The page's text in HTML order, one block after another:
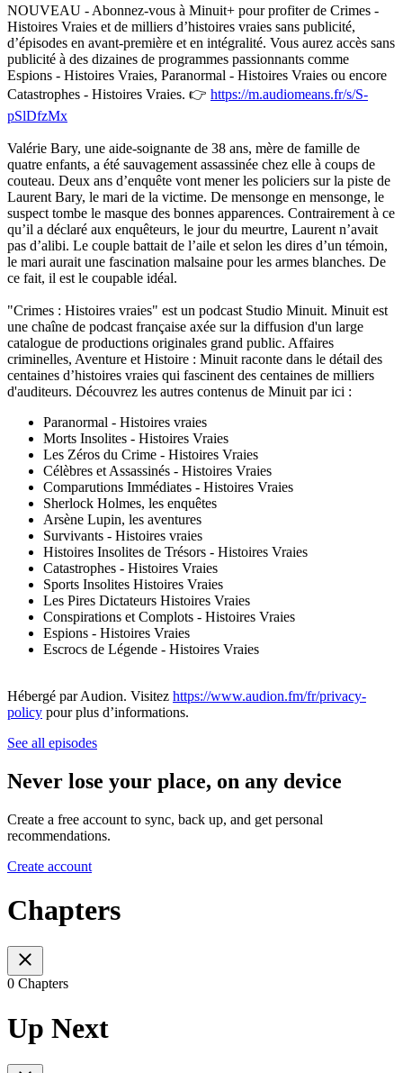
NOUVEAU - Abonnez-vous à Minuit+ pour profiter de Crimes -
Histoires Vraies et de milliers d’histoires vraies sans publicité,
d’épisodes en avant-première et en intégralité. Vous aurez accès sans
publicité à des dizaines de programmes passionnants comme
Espions - Histoires Vraies, Paranormal - Histoires Vraies ou encore
Catastrophes - Histoires Vraies. 👉 https://m.audiomeans.fr/s/S-
pSlDfzMx
Valérie Bary, une aide-soignante de 38 ans, mère de famille de
quatre enfants, a été sauvagement assassinée chez elle à coups de
couteau. Deux ans d’enquête vont mener les policiers sur la piste de
Laurent Bary, le mari de la victime. De mensonge en mensonge, le
suspect tombe le masque des bonnes apparences. Contrairement à ce
qu’il a déclaré aux enquêteurs, le jour du meurtre, Laurent n’avait
pas d’alibi. Le couple battait de l’aile et selon les dires d’un témoin,
le mari aurait une fascination malsaine pour les armes blanches. De
ce fait, il est le coupable idéal.
"Crimes : Histoires vraies" est un podcast Studio Minuit. Minuit est
une chaîne de podcast française axée sur la diffusion d'un large
catalogue de productions originales grand public. Affaires
criminelles, Aventure et Histoire : Minuit raconte dans le détail des
centaines d’histoires vraies qui fascinent des centaines de milliers
d'auditeurs. Découvrez les autres contenus de Minuit par ici :
Paranormal - Histoires vraies
Morts Insolites - Histoires Vraies
Les Zéros du Crime - Histoires Vraies
Célèbres et Assassinés - Histoires Vraies
Comparutions Immédiates - Histoires Vraies
Sherlock Holmes, les enquêtes
Arsène Lupin, les aventures
Survivants - Histoires vraies
Histoires Insolites de Trésors - Histoires Vraies
Catastrophes - Histoires Vraies
Sports Insolites Histoires Vraies
Les Pires Dictateurs Histoires Vraies
Conspirations et Complots - Histoires Vraies
Espions - Histoires Vraies
Escrocs de Légende - Histoires Vraies
Hébergé par Audion. Visitez https://www.audion.fm/fr/privacy-
policy pour plus d’informations.
See all episodes
Never lose your place, on any device
Create a free account to sync, back up, and get personal
recommendations.
Create account
Chapters
0 Chapters
Up Next